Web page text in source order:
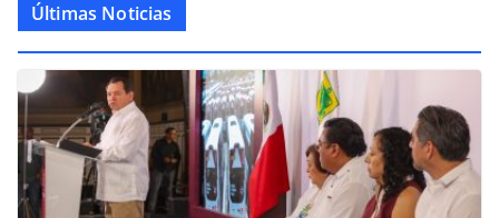
Últimas Noticias